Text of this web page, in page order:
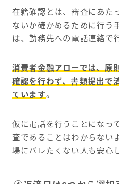
在籍確認とは、審査にあた
ないか確かめるために行う
は、勤務先への電話連絡で
消費者金融アローでは、原
確認を行わず、書類提出で
ています。
仮に電話を行うことになっ
査であることはわからない
場にバレたくない人も安心